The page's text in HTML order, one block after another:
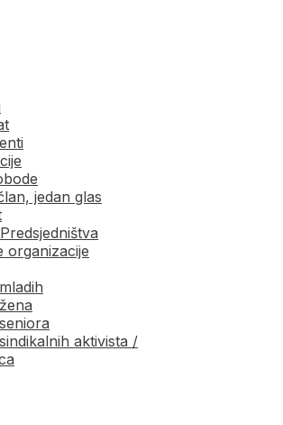
jedan glas
organizacije
aktivista /